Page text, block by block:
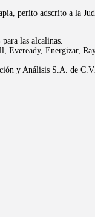
perito adscrito a la
las alcalinas.
Energizar,
y Análisis S.A. de